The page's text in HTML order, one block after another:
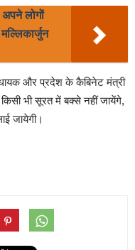
अपने लोगों
और प्रदेश के कैबिनेट मंत्री
भी सूरत में बक्से नहीं जायेंगे,
जायेगी।